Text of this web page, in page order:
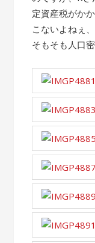
定資産税がか
こないよねぇ
そもそも人口